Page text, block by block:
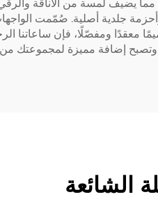
يضيف لمسة من الأناقة
وأحزمة جلدية أصلية. صُمّمت
معقدًا ومفصّلًا، فإن ساعاتنا
وتصبح إضافة مميزة لمجموعتك
الشائعة